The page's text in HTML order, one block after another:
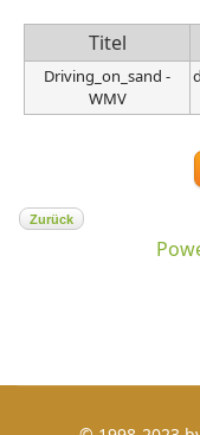
Titel
Driving_on_sand -
WMV
Zurück